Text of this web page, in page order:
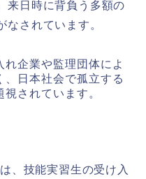
来日時に背負う多額の
なされています。
れ企業や監理団体によ
、日本社会で孤立する
されています。
、技能実習生の受け入